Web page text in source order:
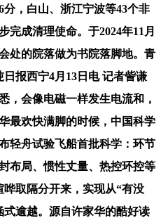
，白山、浙江宁波等43个非
完成清理使命。于2024年11月
处的院落做为书院落脚地。青
报西宁4月13日电 记者訾谦
，会像电磁一样发生电流和，
欢快满脚的时候，中国科学
轻舟试验飞船首批科学：环节
布局、惯性丈量、热控环控等
取隔分开来，实现从“有没
逾越。源自许家华的酷好读